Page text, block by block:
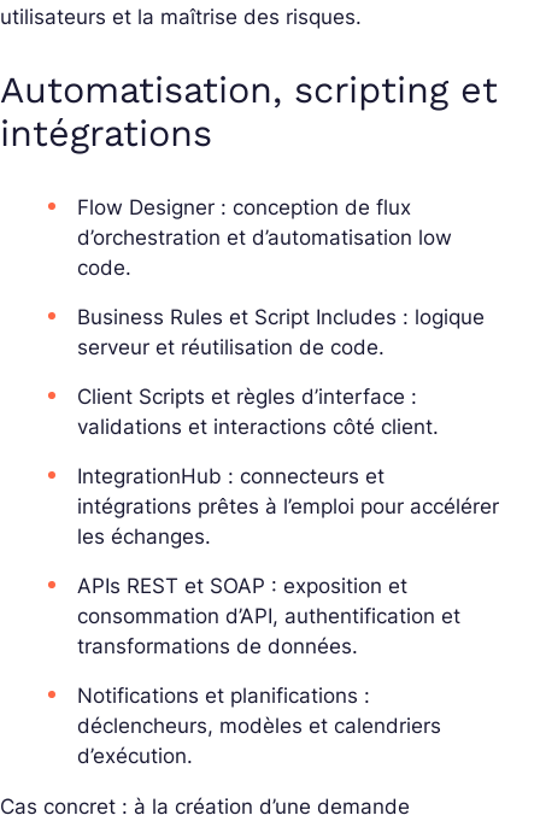
utilisateurs et la maîtrise des risques.
Automatisation, scripting et
intégrations
Flow Designer : conception de flux
d’orchestration et d’automatisation low
code.
Business Rules et Script Includes : logique
serveur et réutilisation de code.
Client Scripts et règles d’interface :
validations et interactions côté client.
IntegrationHub : connecteurs et
intégrations prêtes à l’emploi pour accélérer
les échanges.
APIs REST et SOAP : exposition et
consommation d’API, authentification et
transformations de données.
Notifications et planifications :
déclencheurs, modèles et calendriers
d’exécution.
Cas concret : à la création d’une demande